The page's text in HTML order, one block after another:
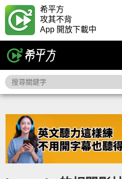
希平方
攻其不背
App 開放下載中